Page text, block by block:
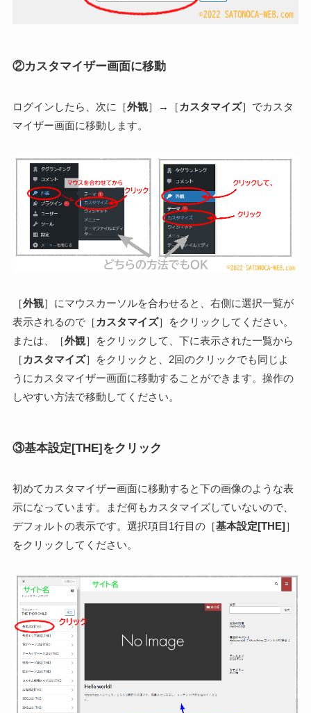
②カスタマイザー画面に移動
ログインしたら、次に［外観］→［ カスタマイズ］でカスタ
マイザー画面に移動します。
［外観］にマウスカーソルを合わせると、右側に選択一覧が
表示されるので［ カスタマイズ］をクリックしてください。
または、［外観］をクリックして、下に表示された一覧から
［ カスタマイズ］をクリックと、2回のクリックでも同じよ
うにカスタマイザー画面に移動することができます。操作の
しやすい方法で移動してください。
③基本設定[THE]をクリック
初めてカスタマイザー画面に移動すると下の画像のような表
示になっています。まだ何もカスタマイズしていないので、
デフォルトの表示です。選択項目1行目の［基本設定[THE]］
をクリックしてください。